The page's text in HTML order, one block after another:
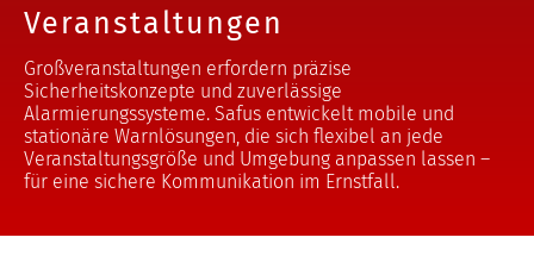
Veranstaltungen
Großveranstaltungen erfordern präzise
Sicherheitskonzepte und zuverlässige
Alarmierungssysteme. Safus entwickelt mobile und
stationäre Warnlösungen, die sich flexibel an jede
Veranstaltungsgröße und Umgebung anpassen lassen –
für eine sichere Kommunikation im Ernstfall.